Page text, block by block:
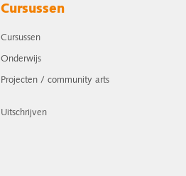
Cursussen
Cursussen
Onderwijs
Projecten / community arts
Uitschrijven